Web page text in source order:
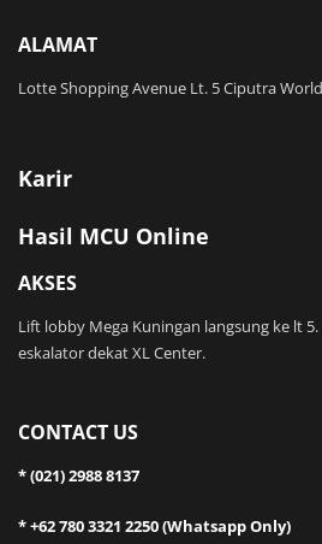
ALAMAT
Lotte Shopping Avenue Lt. 5 Ciputra
Karir
Hasil MCU Online
AKSES
Lift lobby Mega Kuningan langsung ke lt
eskalator dekat XL Center.
CONTACT US
* (021) 2988 8137
* +62 780 3321 2250 (Whatsapp Only)